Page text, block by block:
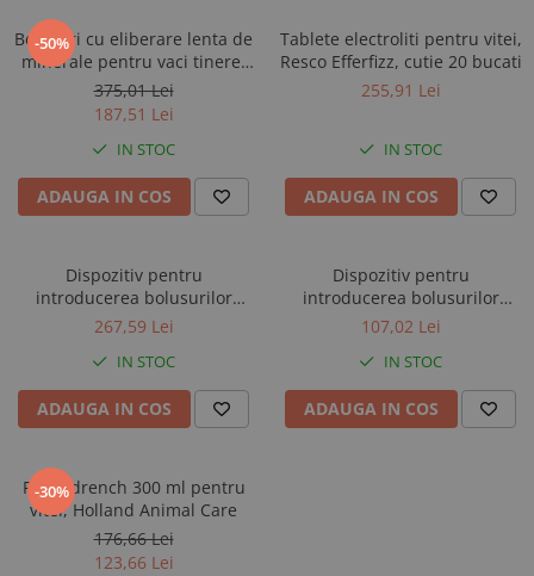
-50%
Bolusuri cu eliberare lenta de
minerale pentru vaci tinere,
Resco Juniortop, cutie 12
bucati
375,01 Lei
187,51 Lei
IN STOC
ADAUGA IN COS
Tablete electroliti pentru vitei,
Resco Efferfizz, cutie 20 bucati
255,91 Lei
IN STOC
ADAUGA IN COS
Dispozitiv pentru
introducerea bolusurilor
ruminale de dimensiuni mari
267,59 Lei
IN STOC
ADAUGA IN COS
Dispozitiv pentru
introducerea bolusurilor
ruminale in vitei si oi
107,02 Lei
IN STOC
ADAUGA IN COS
-30%
Pistol drench 300 ml pentru
vitei, Holland Animal Care
176,66 Lei
123,66 Lei